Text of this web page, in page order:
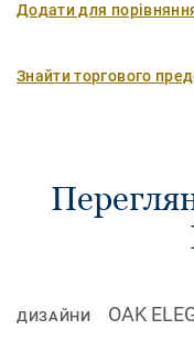
Додати для
Знайти торгового
ДИЗАЙНИ OAK